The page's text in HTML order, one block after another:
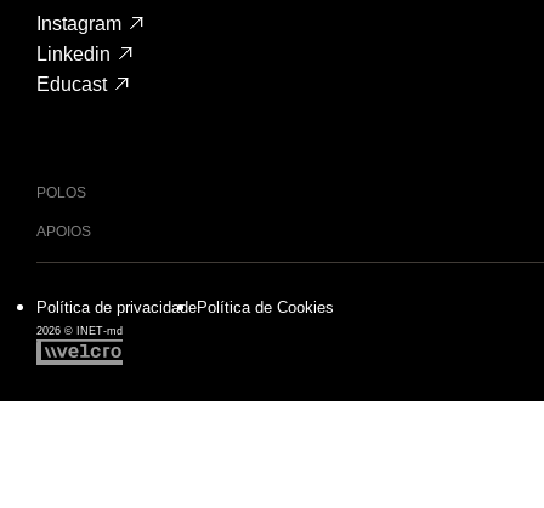
Instagram
Linkedin
Educast
POLOS
APOIOS
2026 © INET-md
Política de privacidadePolítica de Cookies